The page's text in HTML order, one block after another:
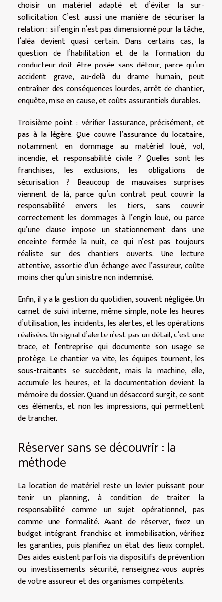
choisir un matériel adapté et d’éviter la sur-
sollicitation. C’est aussi une manière de sécuriser la
relation : si l’engin n’est pas dimensionné pour la tâche,
l’aléa devient quasi certain. Dans certains cas, la
question de l’habilitation et de la formation du
conducteur doit être posée sans détour, parce qu’un
accident grave, au-delà du drame humain, peut
entraîner des conséquences lourdes, arrêt de chantier,
enquête, mise en cause, et coûts assurantiels durables.
Troisième point : vérifier l’assurance, précisément, et
pas à la légère. Que couvre l’assurance du locataire,
notamment en dommage au matériel loué, vol,
incendie, et responsabilité civile ? Quelles sont les
franchises, les exclusions, les obligations de
sécurisation ? Beaucoup de mauvaises surprises
viennent de là, parce qu’un contrat peut couvrir la
responsabilité envers les tiers, sans couvrir
correctement les dommages à l’engin loué, ou parce
qu’une clause impose un stationnement dans une
enceinte fermée la nuit, ce qui n’est pas toujours
réaliste sur des chantiers ouverts. Une lecture
attentive, assortie d’un échange avec l’assureur, coûte
moins cher qu’un sinistre non indemnisé.
Enfin, il y a la gestion du quotidien, souvent négligée. Un
carnet de suivi interne, même simple, note les heures
d’utilisation, les incidents, les alertes, et les opérations
réalisées. Un signal d’alerte n’est pas un détail, c’est une
trace, et l’entreprise qui documente son usage se
protège. Le chantier va vite, les équipes tournent, les
sous-traitants se succèdent, mais la machine, elle,
accumule les heures, et la documentation devient la
mémoire du dossier. Quand un désaccord surgit, ce sont
ces éléments, et non les impressions, qui permettent
de trancher.
Réserver sans se découvrir : la
méthode
La location de matériel reste un levier puissant pour
tenir un planning, à condition de traiter la
responsabilité comme un sujet opérationnel, pas
comme une formalité. Avant de réserver, fixez un
budget intégrant franchise et immobilisation, vérifiez
les garanties, puis planifiez un état des lieux complet.
Des aides existent parfois via dispositifs de prévention
ou investissements sécurité, renseignez-vous auprès
de votre assureur et des organismes compétents.